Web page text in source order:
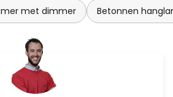
met dimmer Betonnen